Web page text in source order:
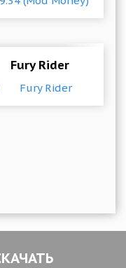
Fury Rider